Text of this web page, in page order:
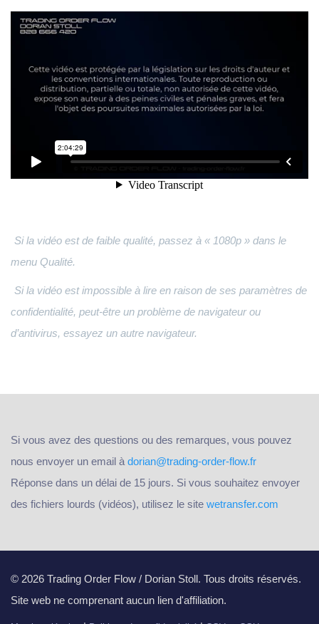
Si la vidéo est de faible qualité, passez à « 1080p » dans le
menu Qualité.
Si la vidéo est impossible à lire en raison de ses paramètres de
confidentialité, peut-être un problème de navigateur ou
d’antivirus, essayez un autre navigateur.
Si vous avez des questions ou des remarques, vous pouvez
nous envoyer un email à dorian@trading-order-flow.fr
Réponse dans un délai de 15 jours. Si vous souhaitez envoyer
des fichiers lourds (vidéos), utilisez le site wetransfer.com
© 2026 Trading Order Flow / Dorian Stoll. Tous droits réservés.
Site web ne comprenant aucun lien d'affiliation.